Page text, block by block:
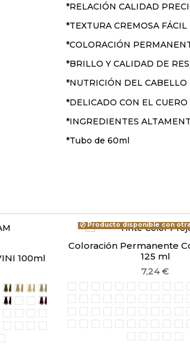
*RELACIÓN CALIDAD
*TEXTURA CREMOSA
*COLORACIÓN
*BRILLO Y CALIDAD DE
*NUTRICIÓN DEL CABELLO
*DELICADO CON EL
*INGREDIENTES
*Tubo de 60ml
100ml
clarísimo
claro dorado
oscuro dorado
Rubio dorado
8/3 Rubio claro dorado
9/3 Rubio clarísimo dorado
10/3 Rubio platino dorado
10/00 Rubio platino
ceniza
cobredorado
cobre dorado
cobre
cobre
cobreclaro cobre
44 Rubio cobre intenso
4/6 Castaño rojizo
5/6 Castaño claro rojizo
6/6 Rubio oscuro rojizo
7/6 Rubio rojizo
marrón
marrón
marrón
Castaño claro marrón ceniza
71 rubio oscuro marrón ceniza
7/71 rubio marrón ceniza
9/71 rubio clarísimo marrón ceniza
6/2 Rubio oscuro viola
7/2 Rubio viola
intenso
beige
viola beige
ceniza
ceniza
cenizaclaro ceniza
1 Rubio clarísimo ceniza
12/00 Rubio ultra clarísimo
12/72 Rubio ultra clarísimo beige viola
10/9 Gris perla
10/1 Rubio superaclarante ceniza
beigerosado
claro superaclarante ceniza
/ Verde
Azul / Viola
Producto disponible con
Coloración Permanente
125 ml
7,24 €
Castaño claro caoba 5/5
Rubio oscuro caoba 6/5
Rubio caoba 7/5
Castaño claro
Rubio oscuro
Rubio caoba
Castaño
Rubio ultra clarísimo ceniza
Rubio ultra clarísimo
Rubio ultra clarísimo
Rubio ultra
Intensificador
Castaño
Rubio
Rubio rojo intenso 7/66
Castaño chocolate 4cko
Castaño claro
Rubio oscuro
Negro
Castaño
Castaño
Rubio oscuro ceniza 6/1
Rubio ceniza 7/1
Rubio claro ceniza 8/1
Rubio claro perla
Rubio clarísimo
Extra rubio
RubioRubio
Castaño claro
Castaño
Rubio